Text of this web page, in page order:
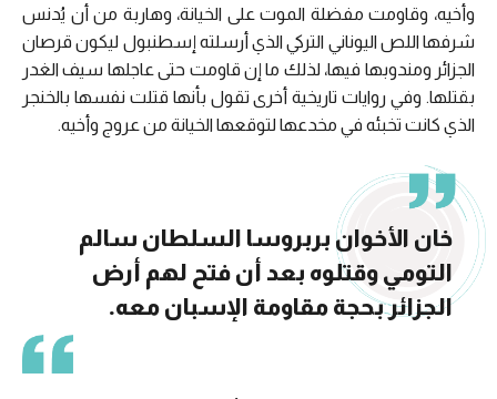
وأخيه، وقاومت مفضلة الموت على الخيانة، وهاربة من أن يُدنس
شرفها اللص اليوناني التركي الذي أرسلته إسطنبول ليكون قرصان
الجزائر ومندوبها فيها، لذلك ما إن قاومت حتى عاجلها سيف الغدر
بقتلها. وفي روايات تاريخية أخرى تقول بأنها قتلت نفسها بالخنجر
الذي كانت تخبئه في مخدعها لتوقعها الخيانة من عروج وأخيه.
خان الأخوان بربروسا السلطان سالم
التومي وقتلوه بعد أن فتح لهم أرض
الجزائر بحجة مقاومة الإسبان معه.